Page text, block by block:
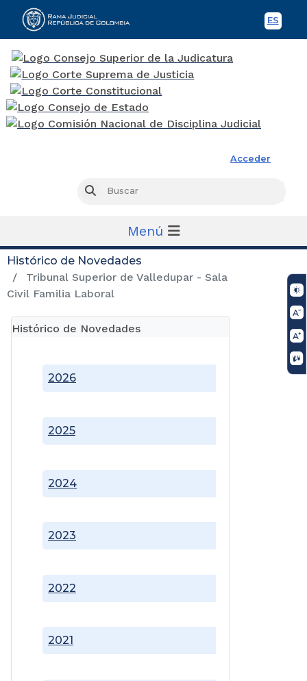
ES
Acceder
Buscar
Menú
Histórico de Novedades
Tribunal Superior de Valledupar - Sala
Civil Familia Laboral
Histórico de Novedades
2021
2022
2023
2024
2025
2026